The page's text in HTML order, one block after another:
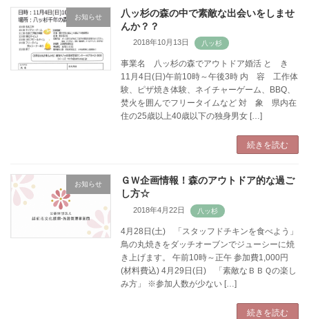
お知らせ
八ッ杉の森の中で素敵な出会いをしませ
んか？？
2018年10月13日
事業名 八ッ杉の森でアウトドア婚活 と き
11月4日(日)午前10時～午後3時 内 容 工作体
験、ピザ焼き体験、ネイチャーゲーム、BBQ、
焚火を囲んでフリータイムなど 対 象 県内在
住の25歳以上40歳以下の独身男女 […]
続きを読む
お知らせ
ＧＷ企画情報！森のアウトドア的な過ご
し方☆
2018年4月22日
4月28日(土) 「スタッフドチキンを食べよう」
鳥の丸焼きをダッチオーブンでジューシーに焼
き上げます。 午前10時～正午 参加費1,000円
(材料費込) 4月29日(日) 「素敵なＢＢＱの楽し
み方」 ※参加人数が少ない […]
続きを読む